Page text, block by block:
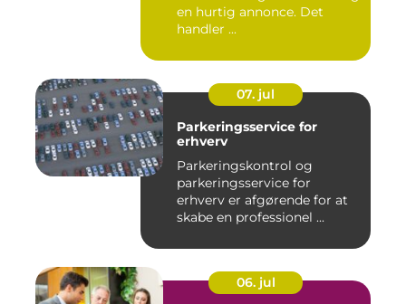
en hurtig annonce. Det
handler ...
07. jul
Parkeringsservice for
erhverv
Parkeringskontrol og
parkeringsservice for
erhverv er afgørende for at
skabe en professionel ...
06. jul